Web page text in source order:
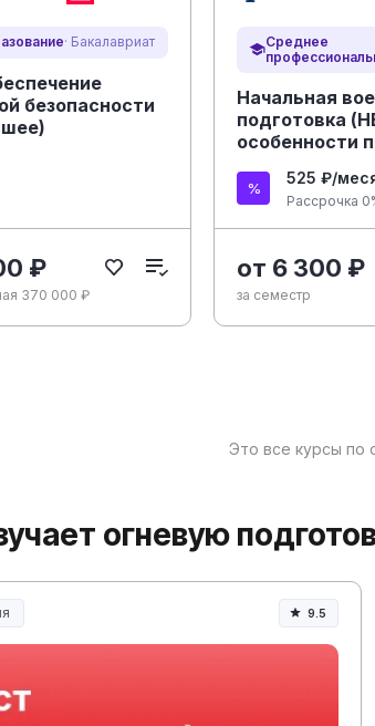
· Бакалавриат
безопасности
₽
370 000 ₽
Среднее
Начальная
подготовка
особенности
колледж)
525 ₽/
Рассрочка
от 6 300 ₽
за семестр
Это все курсы по
огневую
и право
9.5